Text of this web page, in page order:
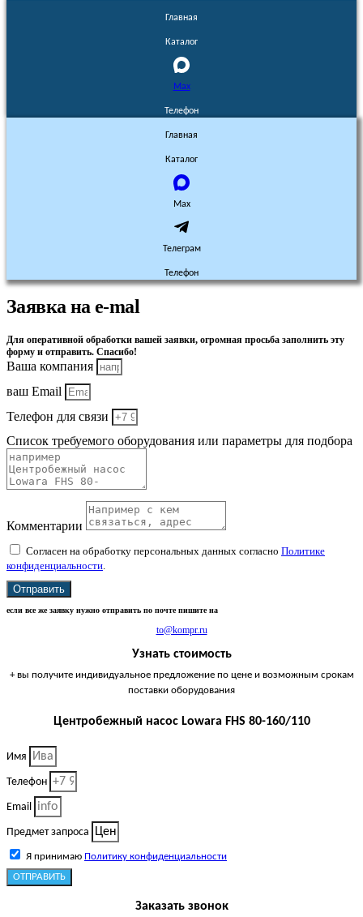
Главная
Каталог
Max
Телефон
Главная
Каталог
Max
Телеграм
Телефон
Заявка на e-mal
Для оперативной обработки вашей заявки, огромная просьба заполнить эту
форму и отправить. Спасибо!
Ваша компания
ваш Email
Телефон для связи
Список требуемого оборудования или параметры для подбора
Комментарии
Согласен на обработку персональных данных согласно Политике
конфиденциальности.
Отправить
если все же заявку нужно отправить по почте пишите на
to@kompr.ru
Узнать стоимость
+ вы получите индивидуальное предложение по цене и возможным срокам
поставки оборудования
Центробежный насос Lowara FHS 80-160/110
Имя
Телефон
Email
Предмет запроса
Я принимаю Политику конфиденциальности
ОТПРАВИТЬ
Заказать звонок